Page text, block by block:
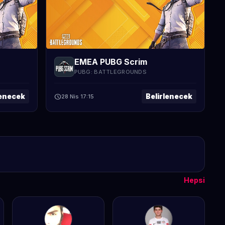
EMEA PUBG Scrim
PUBG: BATTLEGROUNDS
schedule28 Nis 17:15 Belirlenecek
Hepsi